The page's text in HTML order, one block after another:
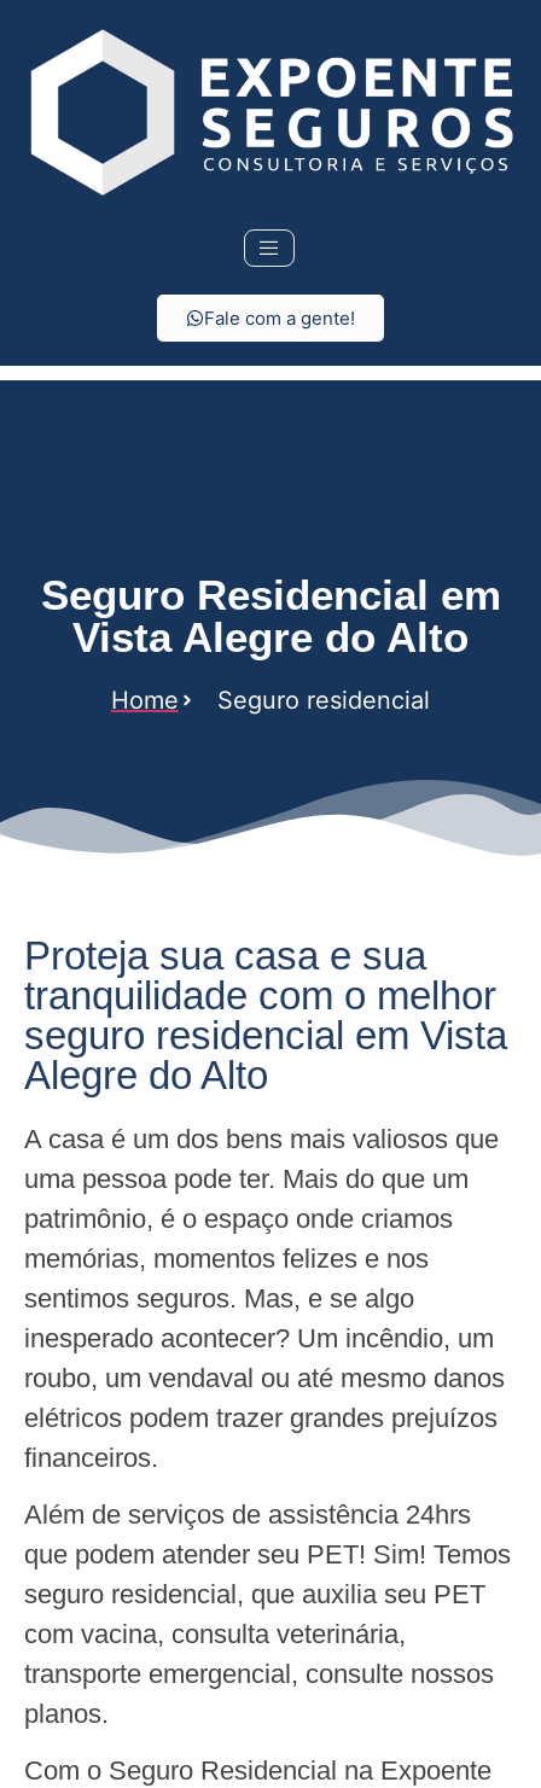
Fale com a gente!
Seguro Residencial em
Vista Alegre do Alto
Home Seguro residencial
Proteja sua casa e sua
tranquilidade com o melhor
seguro residencial em Vista
Alegre do Alto
A casa é um dos bens mais valiosos que
uma pessoa pode ter. Mais do que um
patrimônio, é o espaço onde criamos
memórias, momentos felizes e nos
sentimos seguros. Mas, e se algo
inesperado acontecer? Um incêndio, um
roubo, um vendaval ou até mesmo danos
elétricos podem trazer grandes prejuízos
financeiros.
Além de serviços de assistência 24hrs
que podem atender seu PET! Sim! Temos
seguro residencial, que auxilia seu PET
com vacina, consulta veterinária,
transporte emergencial, consulte nossos
planos.
Com o Seguro Residencial na Expoente